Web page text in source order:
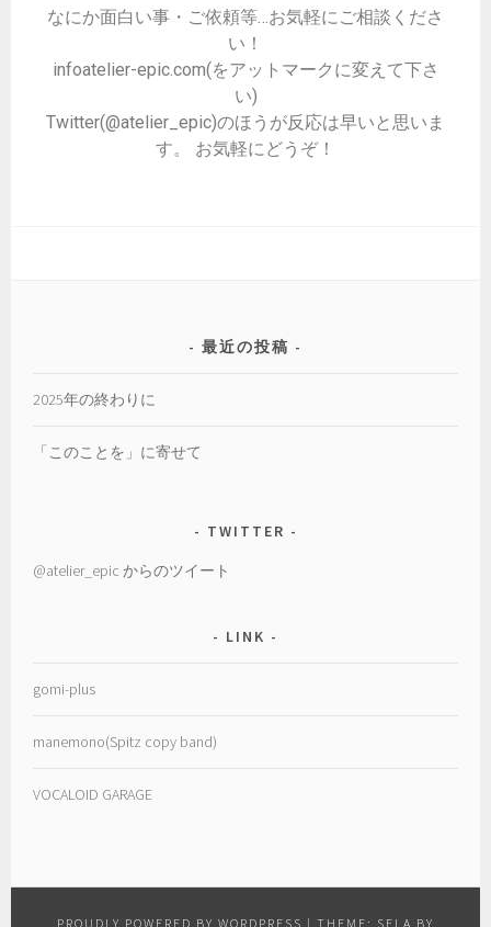
なにか面白い事・ご依頼等…お気軽にご相談くださ
い！
infoatelier-epic.com(をアットマークに変えて下さ
い)
Twitter(@atelier_epic)のほうが反応は早いと思いま
す。 お気軽にどうぞ！
最近の投稿
2025年の終わりに
「このことを」に寄せて
TWITTER
@atelier_epic からのツイート
LINK
gomi-plus
manemono(Spitz copy band)
VOCALOID GARAGE
PROUDLY POWERED BY WORDPRESS | THEME: SELA BY